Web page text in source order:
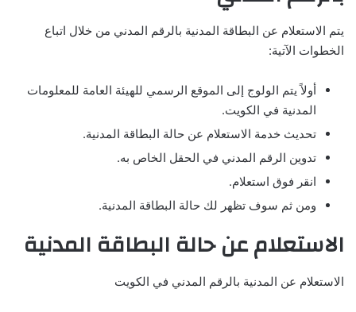
يتم الاستعلام عن البطاقة المدنية بالرقم المدني من خلال اتباع
الخطوات الآتية:
أولاً يتم الولوج إلى الموقع الرسمي للهيئة العامة للمعلومات
المدنية في الكويت.
تحديث خدمة الاستعلام عن حالة البطاقة المدنية.
تدوين الرقم المدني في الحقل الخاص به.
انقر فوق استعلام.
ومن ثم سوف تظهر لك حالة البطاقة المدنية.
الاستعلام عن حالة البطاقة المدنية
الاستعلام عن المدنية بالرقم المدني في الكويت